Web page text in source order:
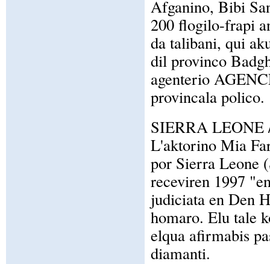
Afganino, Bibi
200 flogilo-frapi
da talibani, qui
dil provinco
agenterio
provincala polico.
SIERRA
L'aktorino Mia
por Sierra Leone
receviren 1997
judiciata en Den
homaro. Elu tale
elqua afirmabis
diamanti.